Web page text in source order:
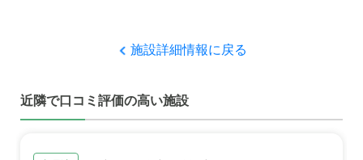
険などを使って支払ってはいける額なので、普通だと思い
の人柄など、本人も気に入ったようです。
介護職員の入れ替わりがよくあるが、変わった様子があれ
ば逐一連絡してもらえるので、安心してお任せしていま
施設詳細情報に戻る
近隣で口コミ評価の高い施設